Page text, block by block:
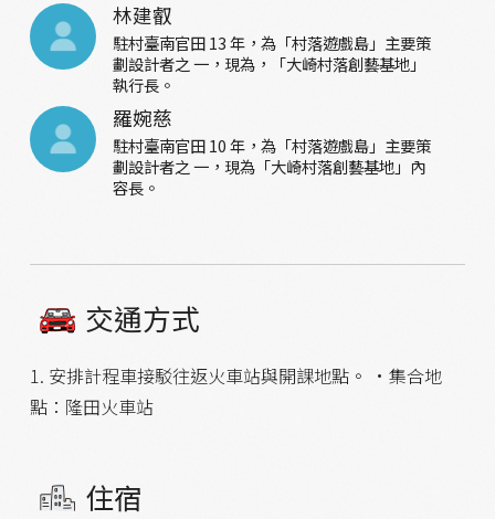
林建叡
駐村臺南官田 13 年，為「村落遊戲島」主要策
劃設計者之 一，現為，「大崎村落創藝基地」
執行長。
羅婉慈
駐村臺南官田 10 年，為「村落遊戲島」主要策
劃設計者之 一，現為「大崎村落創藝基地」內
容長。
交通方式
1. 安排計程車接駁往返火車站與開課地點。 •集合地
點：隆田火車站
住宿